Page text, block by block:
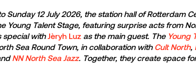
Sunday 12 July 2026, the station hall of Rotterdam
Young Talent Stage, featuring surprise acts from
special withJèryh Luz as the main guest. The Young
Sea Round Town, in collaboration with Cult North,
NN North Sea Jazz. Together, they create space